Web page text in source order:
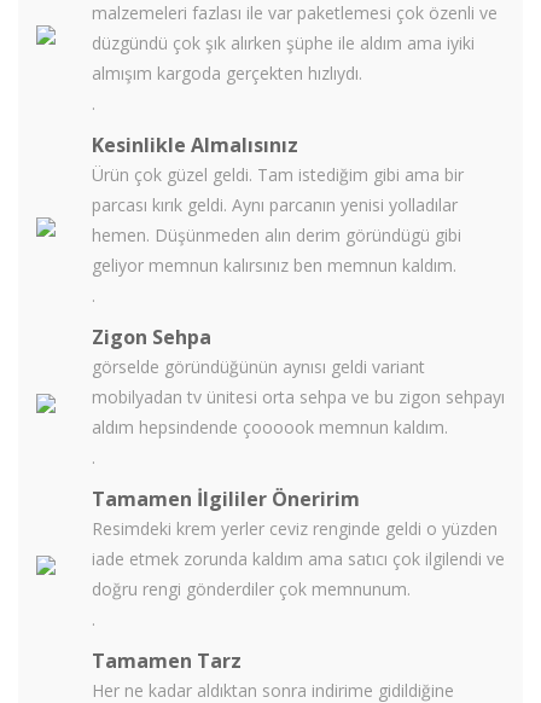
malzemeleri fazlası ile var paketlemesi çok özenli ve
düzgündü çok şık alırken şüphe ile aldım ama iyiki
almışım kargoda gerçekten hızlıydı.
.
Kesinlikle Almalısınız
Ürün çok güzel geldi. Tam istediğim gibi ama bir
parcası kırık geldi. Aynı parcanın yenisi yolladılar
hemen. Düşünmeden alın derim göründügü gibi
geliyor memnun kalırsınız ben memnun kaldım.
.
Zigon Sehpa
görselde göründüğünün aynısı geldi variant
mobilyadan tv ünitesi orta sehpa ve bu zigon sehpayı
aldım hepsindende çoooook memnun kaldım.
.
Tamamen İlgililer Öneririm
Resimdeki krem yerler ceviz renginde geldi o yüzden
iade etmek zorunda kaldım ama satıcı çok ilgilendi ve
doğru rengi gönderdiler çok memnunum.
.
Tamamen Tarz
Her ne kadar aldıktan sonra indirime gidildiğine